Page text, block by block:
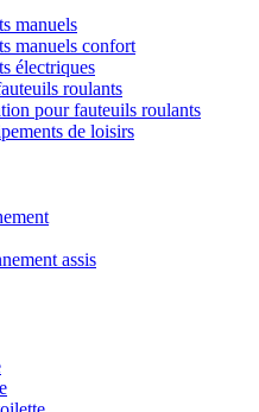
manuels
manuels confort
électriques
roulants
pour fauteuils roulants
de loisirs
assis